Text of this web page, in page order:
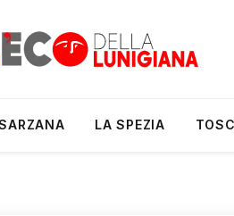
LA SPEZIA